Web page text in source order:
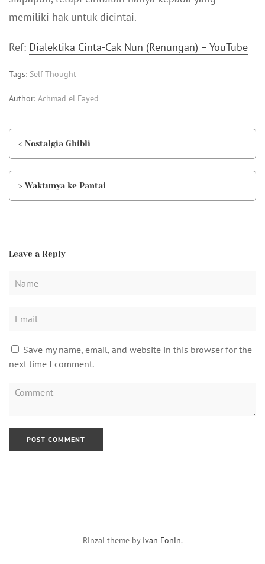
memiliki hak untuk dicintai.
Ref: Dialektika Cinta-Cak Nun (Renungan) – YouTube
Tags: Self Thought
Author: Achmad el Fayed
< Nostalgia Ghibli
> Waktunya ke Pantai
Leave a Reply
Save my name, email, and website in this browser for the
next time I comment.
Rinzai theme by Ivan Fonin.